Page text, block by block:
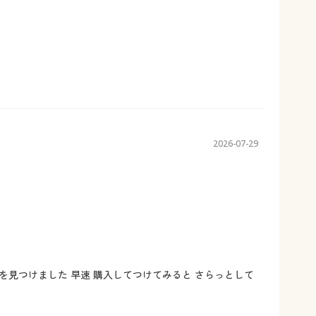
2026-07-29
つけました 早速 購入してつけてみると さらっとして